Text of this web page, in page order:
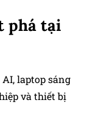
phá tại
AI, laptop sáng
và thiết bị